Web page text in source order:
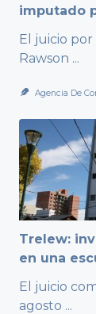
imputado
El juicio
Rawson ...
Agencia De
Trelew:
en una
El juicio
agosto ...